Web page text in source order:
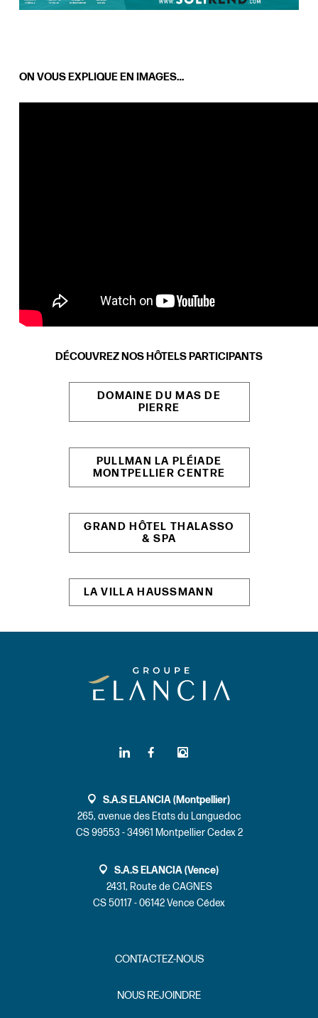
ON VOUS EXPLIQUE EN IMAGES…
DÉCOUVREZ NOS HÔTELS PARTICIPANTS
DOMAINE DU MAS DE
PIERRE
PULLMAN LA PLÉIADE
MONTPELLIER CENTRE
GRAND HÔTEL THALASSO
& SPA
LA VILLA HAUSSMANN
CONTACTEZ-NOUS
NOUS REJOINDRE
S.A.S ELANCIA (Montpellier)
265, avenue des Etats du Languedoc
CS 99553 - 34961 Montpellier Cedex 2
S.A.S ELANCIA (Vence)
2431, Route de CAGNES
CS 50117 - 06142 Vence Cédex